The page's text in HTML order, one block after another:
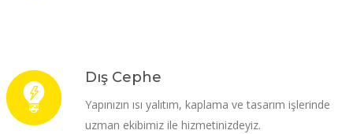
Dış Cephe
Yapınızın ısı yalıtım, kaplama ve tasarım işlerinde
uzman ekibimiz ile hizmetinizdeyiz.